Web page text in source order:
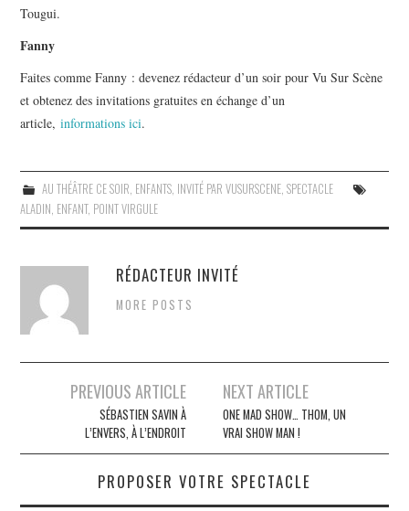
Tougui.
Fanny
Faites comme Fanny : devenez rédacteur d’un soir pour Vu Sur Scène
et obtenez des invitations gratuites en échange d’un
article,informations ici.
AU THÉÂTRE CE SOIR ENFANTS, INVITÉ PAR VUSURSCENE, SPECTACLE
ALADIN ENFANT, POINT VIRGULE
RÉDACTEUR INVITÉ
MORE POSTS
Navigation
articles
PREVIOUS ARTICLE
SÉBASTIEN SAVIN À
L’ENVERS, À L’ENDROIT
NEXT ARTICLE
ONE MAD SHOW… THOM, UN
VRAI SHOW MAN !
PROPOSER VOTRE SPECTACLE